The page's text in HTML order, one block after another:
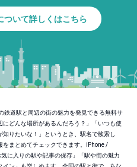
ついて詳しくはこちら
鉄道駅と周辺の街の魅力を発見できる無料サ
どんな場所があるんだろう？」「いつも使
りたいな！」というとき、駅名で検索し
まとめてチェックできます。iPhone /
に入りの駅や記事の保存」「駅や街の魅力